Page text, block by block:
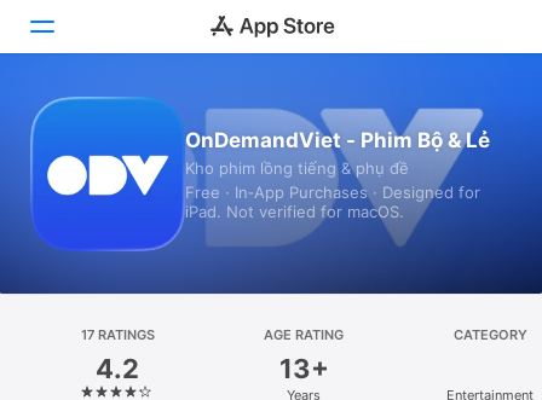
Games
Platform
OnDemandViet - Phim Bộ & Lẻ
Kho phim lồng tiếng & phụ đề
Free · In‑App Purchases · Designed for
iPad. Not verified for macOS.
17 RATINGS
4.2
AGE RATING
13+
Years
CATEGORY
Entertainment